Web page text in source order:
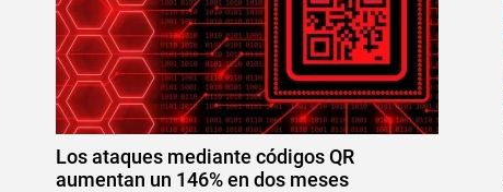
Los ataques mediante códigos QR
aumentan un 146% en dos meses